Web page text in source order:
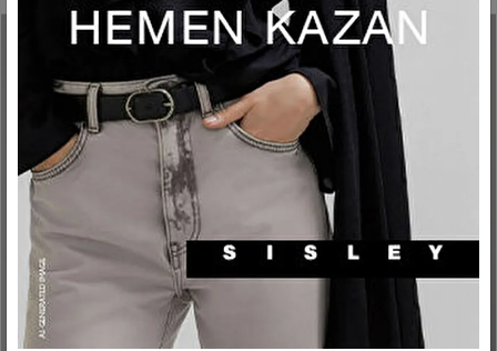
yıkanabilir. Hassas yıkama.
Ağartıcı kullanmayınız.
Tamburlu kurutma uygulamayınız.
Gölgede ip üzerinde asarak kurutulur.
Düşük ısıda ütülenir.
Tetrakloretilen ile profesyonel kuru temizleme
uygulanır. Hassas yıkama.
MÜŞTERİ HİZMETLERİ
Pazartesiden cumaya, sabah
9'dan akşam 6'ya kadar